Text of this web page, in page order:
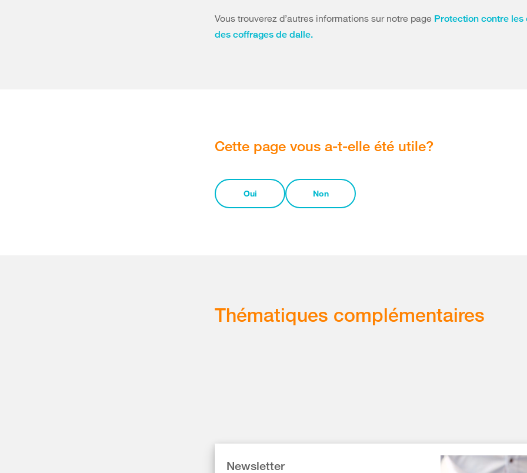
Vous trouverez d’autres informations sur notre page Protection contre les
des coffrages de dalle.
Cette page vous a-t-elle été utile?
Oui Non
Thématiques complémentaires
Newsletter